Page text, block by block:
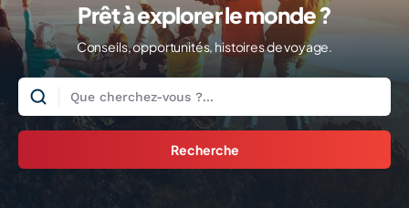
Prêt à explorer le monde ?
Conseils, opportunités, histoires de voyage.
Recherche